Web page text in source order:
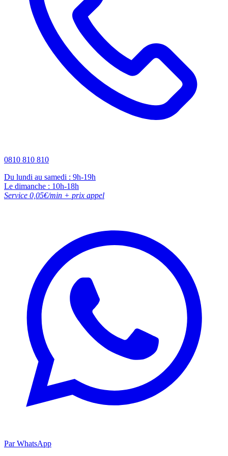
0810 810 810
Du lundi au samedi : 9h-19h
Le dimanche : 10h-18h
Service 0,05€/min + prix appel
Par WhatsApp